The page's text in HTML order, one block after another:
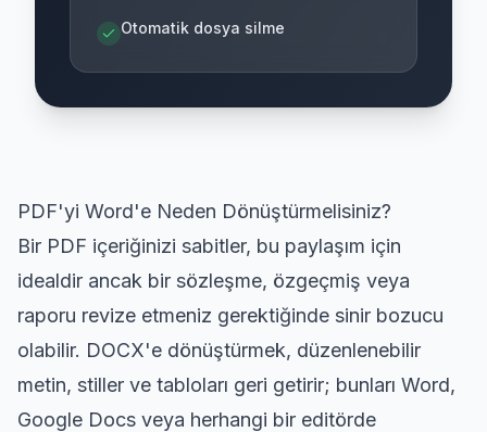
Otomatik dosya silme
PDF'yi Word'e Neden Dönüştürmelisiniz?
Bir PDF içeriğinizi sabitler, bu paylaşım için
idealdir ancak bir sözleşme, özgeçmiş veya
raporu revize etmeniz gerektiğinde sinir bozucu
olabilir. DOCX'e dönüştürmek, düzenlenebilir
metin, stiller ve tabloları geri getirir; bunları Word,
Google Docs veya herhangi bir editörde